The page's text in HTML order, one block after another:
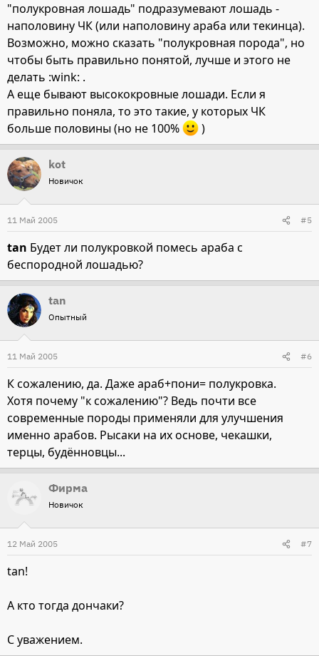
"полукровная лошадь" подразумевают лошадь -
наполовину ЧК (или наполовину араба или текинца).
Возможно, можно сказать "полукровная порода", но
чтобы быть правильно понятой, лучше и этого не
делать :wink: .
А еще бывают высококровные лошади. Если я
правильно поняла, то это такие, у которых ЧК
больше половины (но не 100%
)
kot
Новичок
11 Май 2005 #5
tan Будет ли полукровкой помесь араба с
беспородной лошадью?
tan
Опытный
11 Май 2005 #6
К сожалению, да. Даже араб+пони= полукровка.
Хотя почему "к сожалению"? Ведь почти все
современные породы применяли для улучшения
именно арабов. Рысаки на их основе, чекашки,
терцы, будённовцы...
Фирма
Новичок
12 Май 2005 #7
tan!
А кто тогда дончаки?
С уважением.